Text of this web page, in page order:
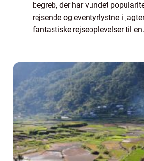
begreb, der har vundet
rejsende og eventyrlystne i
fantastiske rejseoplevelser til en
Afbudsre...